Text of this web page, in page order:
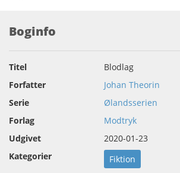
Boginfo
Titel
Blodlag
Forfatter
Johan Theorin
Serie
Ølandsserien
Forlag
Modtryk
Udgivet
2020-01-23
Kategorier
Fiktion